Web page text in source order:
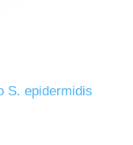
S. epidermidis